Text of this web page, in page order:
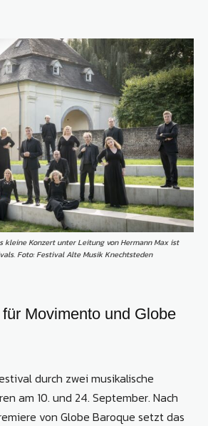
kleine Konzert unter Leitung von Hermann Max ist
Foto: Festival Alte Musik Knechtsteden
Movimento und Globe
durch zwei musikalische
am 10. und 24. September. Nach
von Globe Baroque setzt das